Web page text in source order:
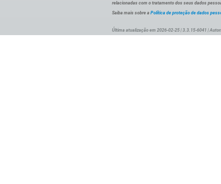
relacionadas com o tratamento dos seus dados
Saiba mais sobre a Política de proteção de dados
Última atualização em 2026-02-25 | 3.3.15-6041 |